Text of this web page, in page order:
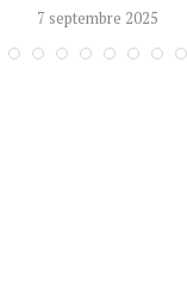
7 septembre 2025